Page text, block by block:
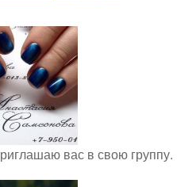
вас в свою группу.